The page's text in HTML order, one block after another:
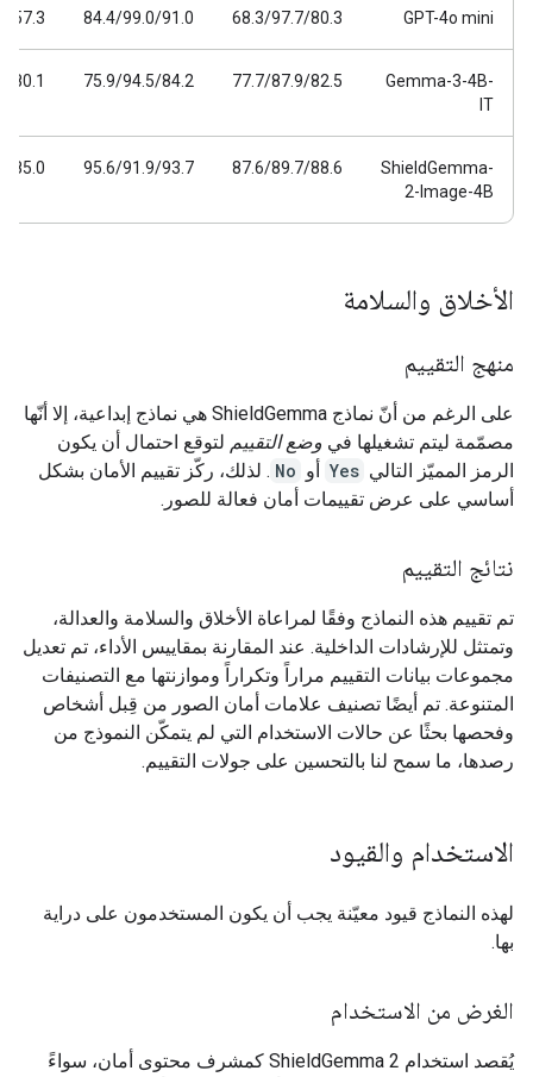
GPT-4o mini
68.3/97.7/80.3
84.4/99.0/91.0
57.3
Gemma-3-4B-
IT
77.7/87.9/82.5
75.9/94.5/84.2
80.1
ShieldGemma-
2-Image-4B
87.6/89.7/88.6
95.6/91.9/93.7
85.0
الأخلاق والسلامة
منهج التقييم
على الرغم من أنّ نماذج ShieldGemma هي نماذج إبداعية، إلا أنّها
مصمّمة ليتم تشغيلها في وضع التقييم لتوقع احتمال أن يكون
الرمز المميّز التالي Yes أو No . لذلك، ركّز تقييم الأمان بشكل
أساسي على عرض تقييمات أمان فعالة للصور.
نتائج التقييم
تم تقييم هذه النماذج وفقًا لمراعاة الأخلاق والسلامة والعدالة،
وتمتثل للإرشادات الداخلية. عند المقارنة بمقاييس الأداء، تم تعديل
مجموعات بيانات التقييم مراراً وتكراراً وموازنتها مع التصنيفات
المتنوعة. تم أيضًا تصنيف علامات أمان الصور من قِبل أشخاص
وفحصها بحثًا عن حالات الاستخدام التي لم يتمكّن النموذج من
رصدها، ما سمح لنا بالتحسين على جولات التقييم.
الاستخدام والقيود
لهذه النماذج قيود معيّنة يجب أن يكون المستخدمون على دراية
بها.
الغرض من الاستخدام
يُقصد استخدام ShieldGemma 2 كمشرف محتوى أمان، سواءً